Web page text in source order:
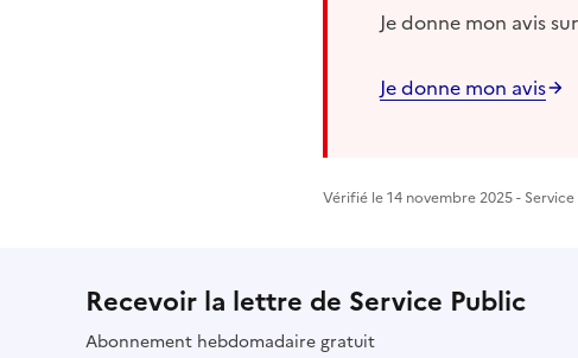
Je donne mon avis
Je donne mon avis
Vérifié le 14 novembre 2025 -
Recevoir la lettre de Service Public
Abonnement hebdomadaire gratuit